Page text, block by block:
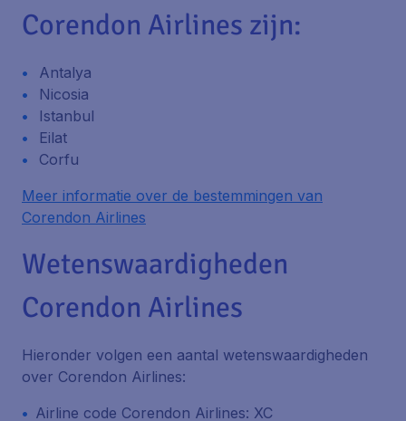
Corendon Airlines zijn:
Antalya
Nicosia
Istanbul
Eilat
Corfu
Meer informatie over de bestemmingen van
Corendon Airlines
Wetenswaardigheden
Corendon Airlines
Hieronder volgen een aantal wetenswaardigheden
over Corendon Airlines:
Airline code Corendon Airlines: XC